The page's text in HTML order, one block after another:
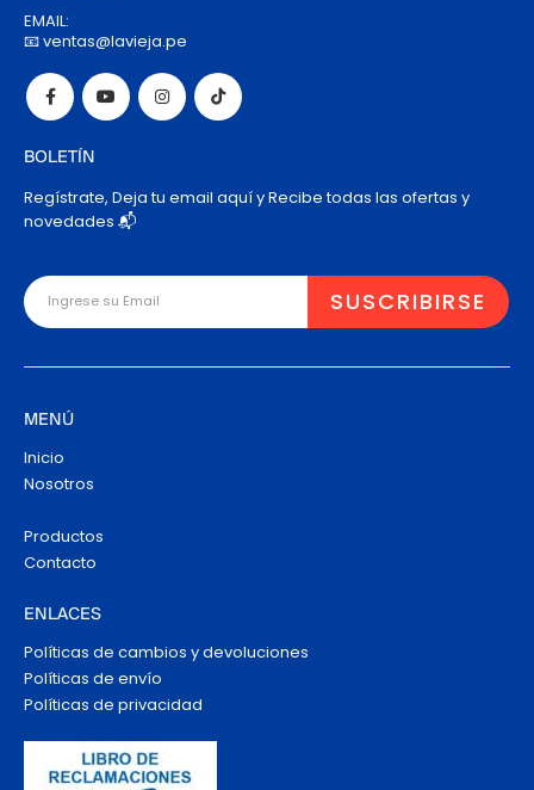
EMAIL:
📧 ventas@lavieja.pe
BOLETÍN
Regístrate, Deja tu email aquí y Recibe todas las ofertas y
novedades 📬
MENÚ
Inicio
Nosotros
Productos
Contacto
ENLACES
Políticas de cambios y devoluciones
Políticas de envío
Políticas de privacidad